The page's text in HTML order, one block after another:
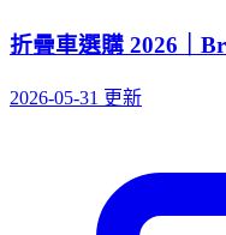
折疊車選購 2026｜
2026-05-31 更新